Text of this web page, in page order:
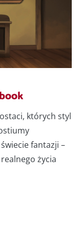
których styl
fantazji –
życia